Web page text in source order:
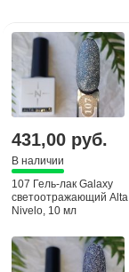
431,00 руб.
В наличии
107 Гель-лак Galaxy
светоотражающий Alta
Nivelo, 10 мл